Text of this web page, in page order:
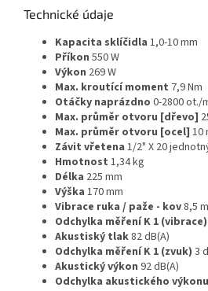
Technické údaje
Kapacita sklíčidla 1,0-10 mm
Příkon 550 W
Výkon 269 W
Max. kroutící moment 7,9 Nm
Otáčky naprázdno 0-2800 ot./
Max. průměr otvoru [dřevo]
Max. průměr otvoru [ocel] 10
Závit vřetena 1/2" X 20
Hmotnost 1,34 kg
Délka 225 mm
Výška 170 mm
Vibrace ruka / paže - kov8,5
Odchylka měření K 1 (vibrace)
Akustiský tlak82 dB(A)
Odchylka měření K 1 (zvuk) 3
Akustický výkon 92 dB(A)
Odchylka akustického výkonu